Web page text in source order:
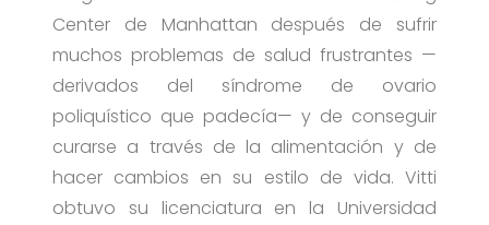
Center de Manhattan después de sufrir
muchos problemas de salud frustrantes —
derivados del síndrome de ovario
poliquístico que padecía— y de conseguir
curarse a través de la alimentación y de
hacer cambios en su estilo de vida. Vitti
obtuvo su licenciatura en la Universidad